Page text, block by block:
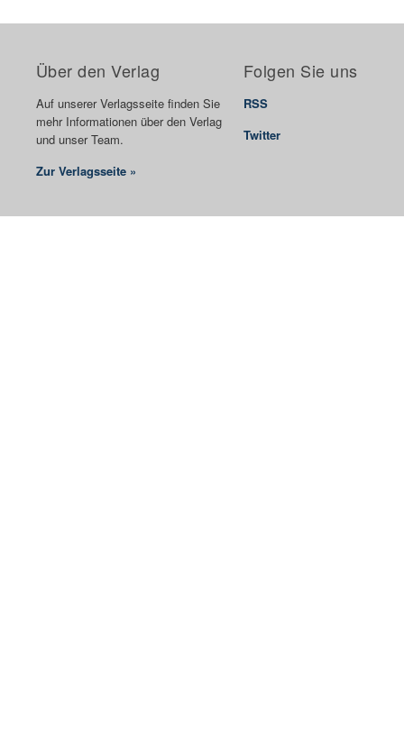
Über den Verlag
Auf unserer Verlagsseite finden Sie
mehr Informationen über den Verlag
und unser Team.
Zur Verlagsseite »
Folgen Sie uns
RSS
Twitter